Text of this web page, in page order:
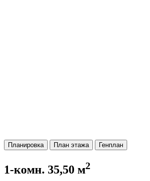
Планировка План этажа Генплан
1-комн. 35,50 м2